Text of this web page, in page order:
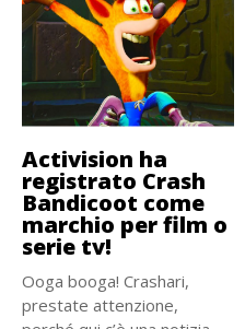
Activision ha
registrato Crash
Bandicoot come
marchio per film o
serie tv!
Ooga booga! Crashari,
prestate attenzione,